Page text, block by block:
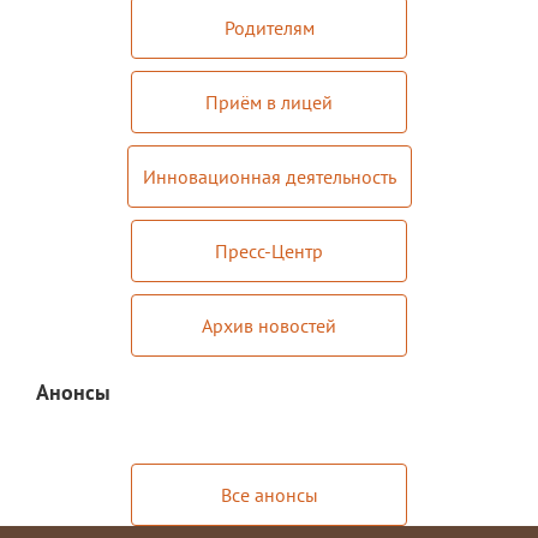
Школьный спортивный клуб
Медиацентр
Противодействие коррупции
Родителям
Приём в лицей
Инновационная деятельность
Пресс-Центр
Архив новостей
Анонсы
Все анонсы